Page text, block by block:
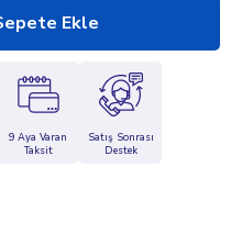
9 Aya Varan
Taksit
Satış Sonrası
Destek